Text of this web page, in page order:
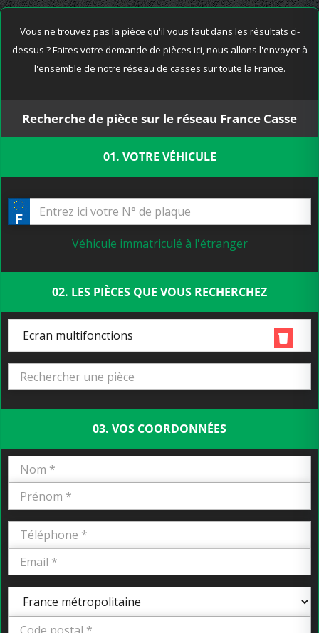
Vous ne trouvez pas la pièce qu'il vous faut dans les résultats ci-
dessus ? Faites votre demande de pièces ici, nous allons l'envoyer à
l'ensemble de notre réseau de casses sur toute la France.
Recherche de pièce sur le réseau France Casse
01. VOTRE VÉHICULE
Véhicule immatriculé à l'étranger
02. LES PIÈCES QUE VOUS RECHERCHEZ
Ecran multifonctions
03. VOS COORDONNÉES